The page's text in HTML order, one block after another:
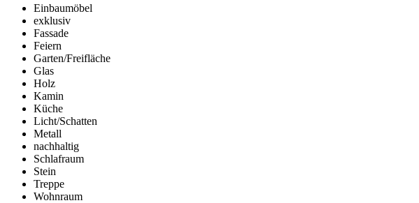
Einbaumöbel
exklusiv
Fassade
Feiern
Garten/Freifläche
Glas
Holz
Kamin
Küche
Licht/Schatten
Metall
nachhaltig
Schlafraum
Stein
Treppe
Wohnraum